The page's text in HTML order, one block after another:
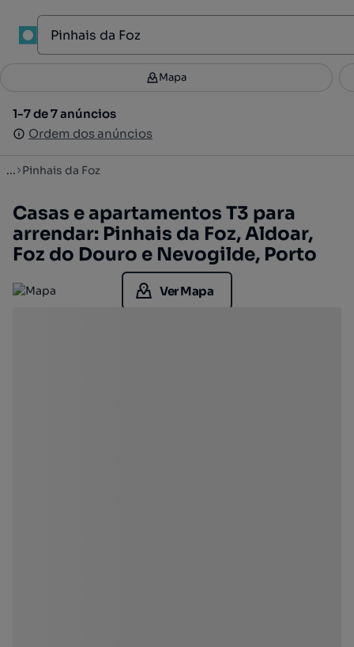
Filtros 3
1-7 de 7 anúncios
Ordem dos anúncios
Mapa
1-7 de 7 anúncios
Ordem dos anúncios
... Pinhais da Foz
Casas e apartamentos T3 para
arrendar: Pinhais da Foz, Aldoar,
Foz do Douro e Nevogilde, Porto
Ver Mapa